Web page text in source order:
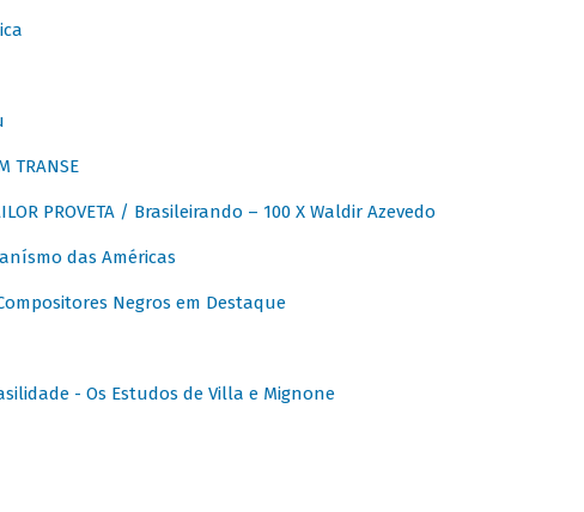
TRANSE
PROVETA / Brasileirando – 100 X Waldir Azevedo
das Américas
Compositores Negros em Destaque
- Os Estudos de Villa e Mignone